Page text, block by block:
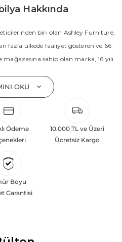
Hakkında
biri olan Ashley Furniture,
fazla ülkede faaliyet gösteren ve 66
mağazasına sahip olan marka, 16 yılı
odası, home ofis ve ev dekorasyon
fazla ürün kategorisinde geniş bir
hareketli koltuklar, yataklar, bahçe
ile ürün yelpazesini sürekli
global altyapısı sayesinde dünya
gelecekte yaratacağı değerlere
yaklaşım olarak benimsemektedir.
Kayseri Serbest Bölgesi’nde 100
OKU
Ödeme
10.000 TL ve Üzeri
Ücretsiz Kargo
Boyu
Garantisi